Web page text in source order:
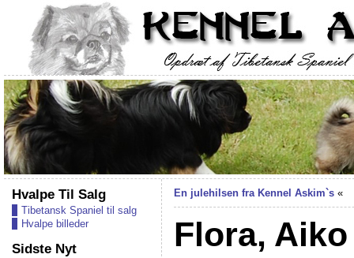
Hvalpe Til Salg
Tibetansk Spaniel til salg
Hvalpe billeder
Sidste Nyt
En julehilsen fra Kennel Askim`s«
Flora,